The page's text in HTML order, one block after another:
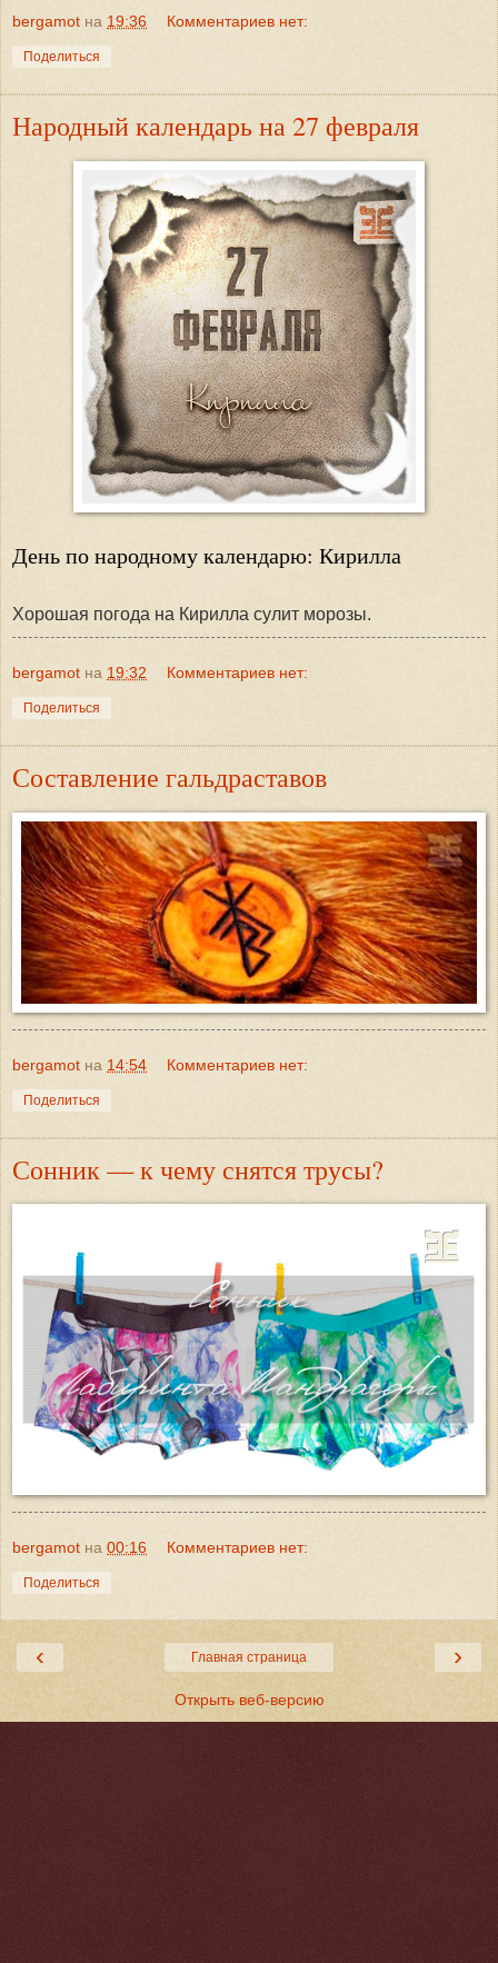
bergamot на 19:36 Комментариев нет:
Поделиться
Народный календарь на 27 февраля
День по народному календарю: Кирилла
Хорошая погода на Кирилла сулит морозы.
bergamot на 19:32 Комментариев нет:
Поделиться
Составление гальдраставов
bergamot на 14:54 Комментариев нет:
Поделиться
Сонник — к чему снятся трусы?
bergamot на 00:16 Комментариев нет:
Поделиться
‹ ›
Главная страница
Открыть веб-версию